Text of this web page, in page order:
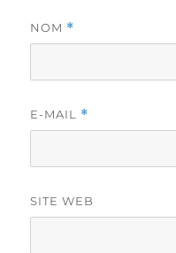
NOM *
E-MAIL *
SITE WEB